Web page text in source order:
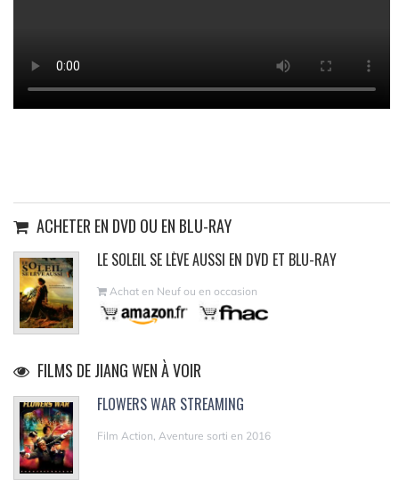
ACHETER EN DVD OU EN BLU-RAY
LE SOLEIL SE LÈVE AUSSI EN DVD ET BLU-RAY
Achat en Neuf ou en occasion
FILMS DE JIANG WEN À VOIR
FLOWERS WAR STREAMING
Film Action, Aventure sorti en 2016